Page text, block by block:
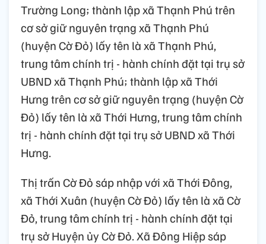
Trường Long; thành lập xã Thạnh Phú trên
cơ sở giữ nguyên trạng xã Thạnh Phú
(huyện Cờ Đỏ) lấy tên là xã Thạnh Phú,
trung tâm chính trị - hành chính đặt tại trụ sở
UBND xã Thạnh Phú; thành lập xã Thới
Hưng trên cơ sở giữ nguyên trạng (huyện Cờ
Đỏ) lấy tên là xã Thới Hưng, trung tâm chính
trị - hành chính đặt tại trụ sở UBND xã Thới
Hưng.
Thị trấn Cờ Đỏ sáp nhập với xã Thới Đông,
xã Thới Xuân (huyện Cờ Đỏ) lấy tên là xã Cờ
Đỏ, trung tâm chính trị - hành chính đặt tại
trụ sở Huyện ủy Cờ Đỏ. Xã Đông Hiệp sáp